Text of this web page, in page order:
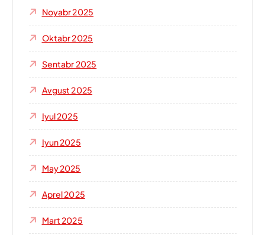
Noyabr 2025
Oktabr 2025
Sentabr 2025
Avgust 2025
Iyul 2025
Iyun 2025
May 2025
Aprel 2025
Mart 2025